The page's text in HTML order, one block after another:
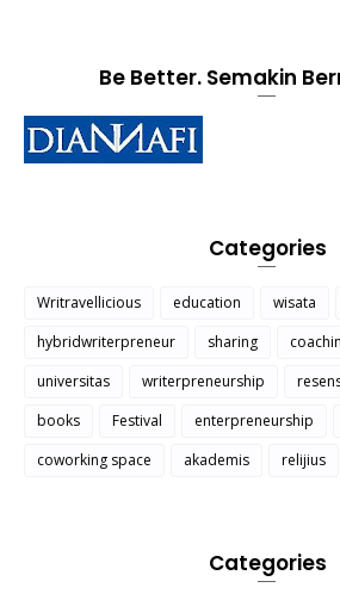
Be Better. Semakin
Categories
Writravellicious education wisata
hybridwriterpreneur
sharing
universitas
writerpreneurship
books
Festival enterpreneurship
coworking space
akademis relijius
Categories